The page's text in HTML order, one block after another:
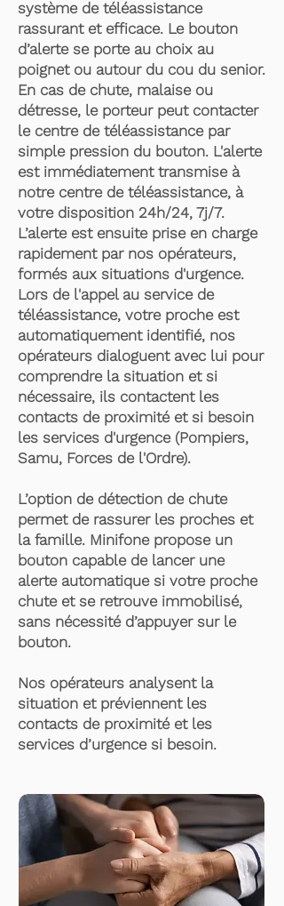
système de téléassistance
rassurant et efficace. Le bouton
d’alerte se porte au choix au
poignet ou autour du cou du senior.
En cas de chute, malaise ou
détresse, le porteur peut contacter
le centre de téléassistance par
simple pression du bouton. L'alerte
est immédiatement transmise à
notre centre de téléassistance, à
votre disposition 24h/24, 7j/7.
L’alerte est ensuite prise en charge
rapidement par nos opérateurs,
formés aux situations d'urgence.
Lors de l'appel au service de
téléassistance, votre proche est
automatiquement identifié, nos
opérateurs dialoguent avec lui pour
comprendre la situation et si
nécessaire, ils contactent les
contacts de proximité et si besoin
les services d'urgence (Pompiers,
Samu, Forces de l'Ordre).
L’option de détection de chute
permet de rassurer les proches et
la famille. Minifone propose un
bouton capable de lancer une
alerte automatique si votre proche
chute et se retrouve immobilisé,
sans nécessité d’appuyer sur le
bouton.
Nos opérateurs analysent la
situation et préviennent les
contacts de proximité et les
services d’urgence si besoin.